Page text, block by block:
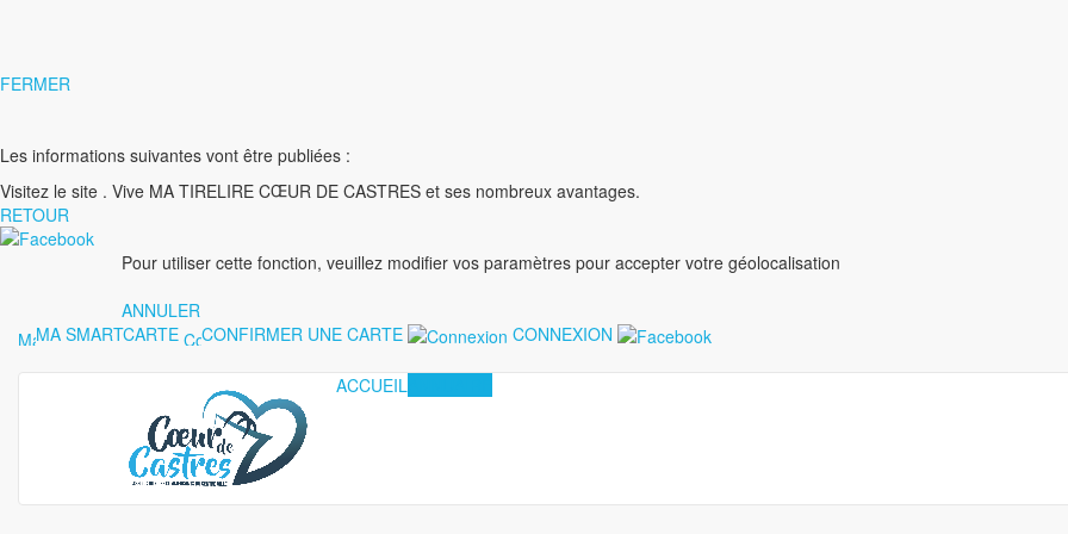
FERMER
Les informations suivantes vont être publiées :
Visitez le site . Vive MA TIRELIRE CŒUR DE CASTRES et ses nombreux avantages.
RETOUR
Pour utiliser cette fonction, veuillez modifier vos paramètres pour accepter votre géolocalisation
ANNULER
MA SMARTCARTE
CONFIRMER UNE CARTE CONNEXION
ACCUEIL